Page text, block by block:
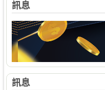
訊息
訊息